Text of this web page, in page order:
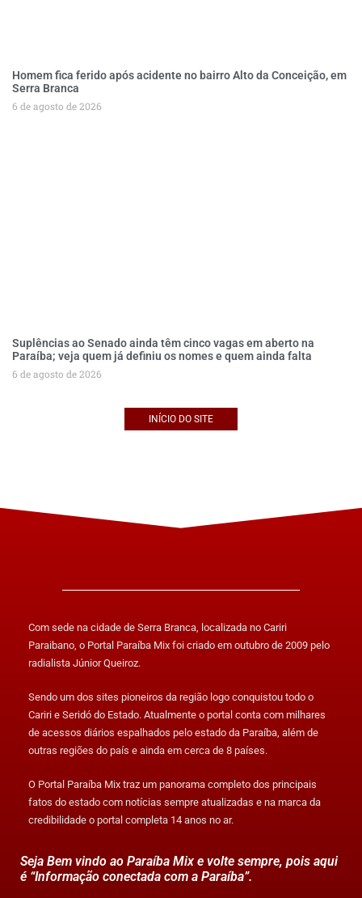
Homem fica ferido após acidente no bairro Alto da Conceição, em
Serra Branca
6 de agosto de 2026
Suplências ao Senado ainda têm cinco vagas em aberto na
Paraíba; veja quem já definiu os nomes e quem ainda falta
6 de agosto de 2026
INÍCIO DO SITE
Com sede na cidade de Serra Branca, localizada no Cariri
Paraibano, o Portal Paraíba Mix foi criado em outubro de 2009 pelo
radialista Júnior Queiroz.
Sendo um dos sites pioneiros da região logo conquistou todo o
Cariri e Seridó do Estado. Atualmente o portal conta com milhares
de acessos diários espalhados pelo estado da Paraíba, além de
outras regiões do país e ainda em cerca de 8 países.
O Portal Paraíba Mix traz um panorama completo dos principais
fatos do estado com notícias sempre atualizadas e na marca da
credibilidade o portal completa 14 anos no ar.
Seja Bem vindo ao Paraíba Mix e volte sempre, pois aqui
é “Informação conectada com a Paraíba”.